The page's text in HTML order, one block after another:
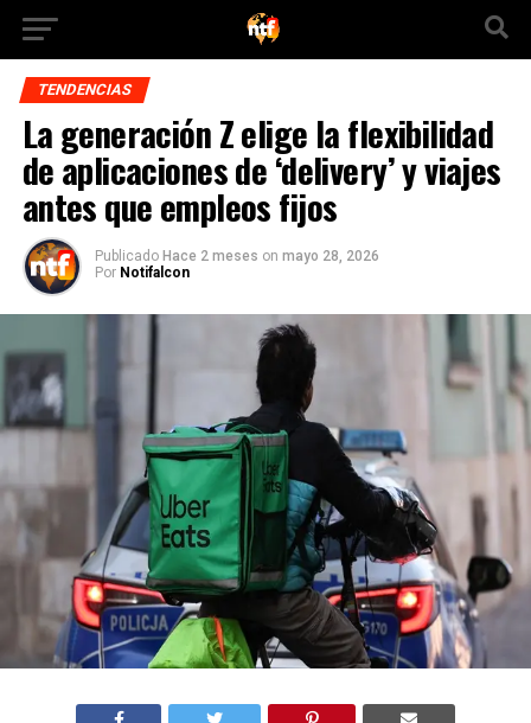
TENDENCIAS
La generación Z elige la flexibilidad
de aplicaciones de ‘delivery’ y viajes
antes que empleos fijos
Publicado Hace 2 meses on mayo 28, 2026
Por Notifalcon